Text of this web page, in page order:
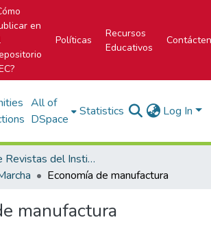
en
Políticas
Recursos
Educativos
All of
DSpace
Statistics Log In
Portal de Revistas del Instituto Tecnológico de Costa Rica
Economía de manufactura
manufactura